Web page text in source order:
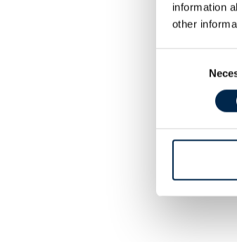
information
other